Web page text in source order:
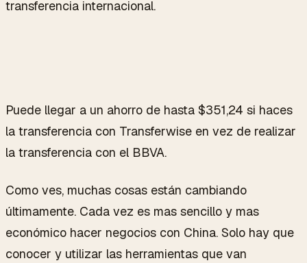
transferencia internacional.
Puede llegar a un ahorro de hasta $351,24 si haces
la transferencia con Transferwise en vez de realizar
la transferencia con el BBVA.
Como ves, muchas cosas están cambiando
últimamente. Cada vez es mas sencillo y mas
económico hacer negocios con China. Solo hay que
conocer y utilizar las herramientas que van